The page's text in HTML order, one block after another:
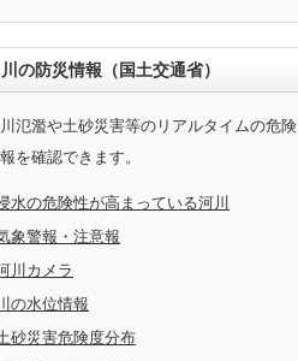
の防災情報（国土交通省）
氾濫や土砂災害等のリアルタイムの危険
を確認できます。
水の危険性が高まっている河川
象警報・注意報
川カメラ
の水位情報
砂災害危険度分布